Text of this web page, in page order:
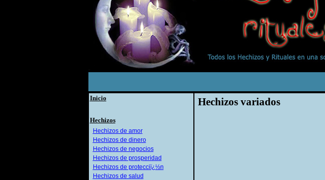
Inicio
Hechizos
Hechizos de amor
Hechizos de dinero
Hechizos de negocios
Hechizos de prosperidad
Hechizos de protecciï¿½n
Hechizos de salud
Hechizos variados